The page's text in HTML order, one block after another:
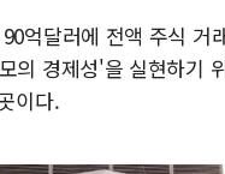
억달러에 전액 주식 거
의 경제성'을 실현하기
이다.